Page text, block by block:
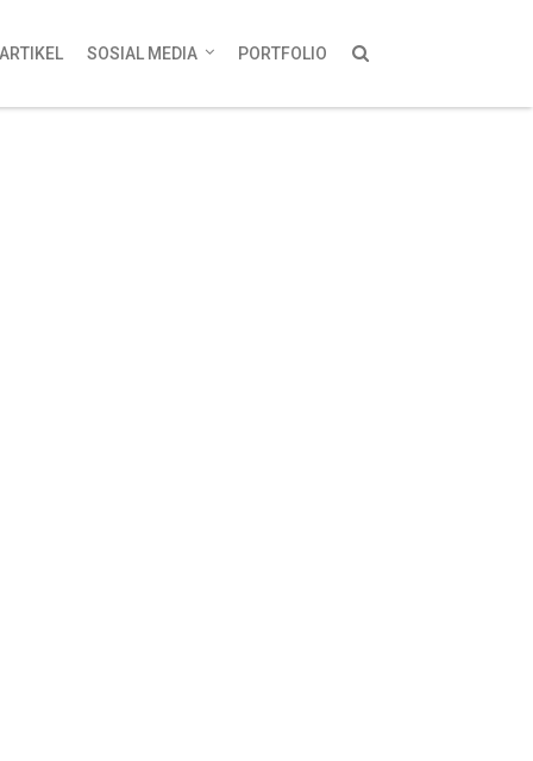
ARTIKEL SOSIAL MEDIA PORTFOLIO